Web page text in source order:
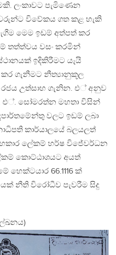
ලංකාවට පැමිණෙන
විවේකය ගත කළ හැකි
මෙම ඉඩම් අත්පත් කර
තත්ත්වය වසං කරමින්
ඉදිකිරීමට යැයි
ගැනීමට නීත්‍යානුකූල
උත්සාහ ගැනින. එ් අනුව
එ්. සෝමරත්න මහතා විසින්
වලට ඉඩම් ලබා
කාර්යාලයේ බලයලත්
ලේකම් හර්ෂ විජේවර්ධන
කොට්ඨාශයට අයත්
හෙක්ටයාර 66.1116 ක්
නීති විරෝධීව පැවරීම සිදු